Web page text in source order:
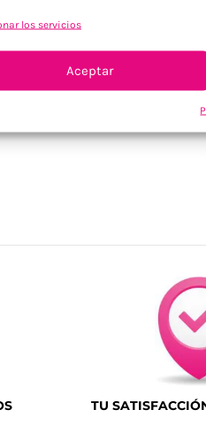
los servicios
Aceptar
TU